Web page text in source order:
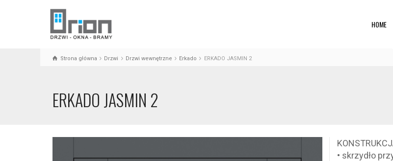
HOME
Strona główna Drzwi Drzwi wewnętrzne Erkado ERKADO JASMIN 2
ERKADO JASMIN 2
• skrzydło